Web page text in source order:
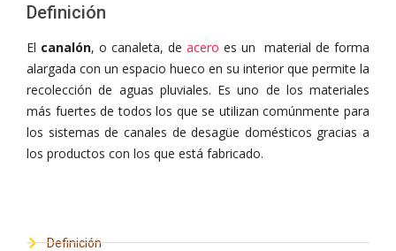
Definición
El canalón, o canaleta, de acero es un material de forma
alargada con un espacio hueco en su interior que permite la
recolección de aguas pluviales. Es uno de los materiales
más fuertes de todos los que se utilizan comúnmente para
los sistemas de canales de desagüe domésticos gracias a
los productos con los que está fabricado.
Definición